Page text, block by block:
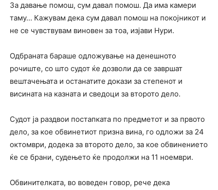
За давање помош, сум давал помош. Да има камери
таму… Кажувам дека сум давал помош на покојникот и
не се чувствувам виновен за тоа, изјави Нури.
Одбраната бараше одложување на денешното
рочиште, со што судот ќе дозволи да се завршат
вештачењата и останатите докази за степенот и
висината на казната и сведоци за второто дело.
Судот ја раздвои постапката по предметот и за првото
дело, за кое обвинетиот призна вина, го одложи за 24
октомври, додека за второто дело, за кое обвинението
ќе се брани, судењето ќе продолжи на 11 ноември.
Обвинителката, во воведен говор, рече дека